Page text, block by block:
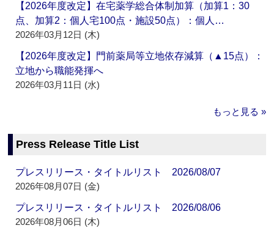
【2026年度改定】在宅薬学総合体制加算（加算1：30
点、加算2：個人宅100点・施設50点）：個人…
2026年03月12日 (木)
【2026年度改定】門前薬局等立地依存減算（▲15点）：
立地から職能発揮へ
2026年03月11日 (水)
もっと見る »
Press Release Title List
プレスリリース・タイトルリスト 2026/08/07
2026年08月07日 (金)
プレスリリース・タイトルリスト 2026/08/06
2026年08月06日 (木)